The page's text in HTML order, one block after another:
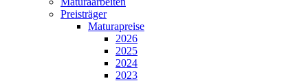
Preisträger
Maturapreise
2026
2025
2024
2023